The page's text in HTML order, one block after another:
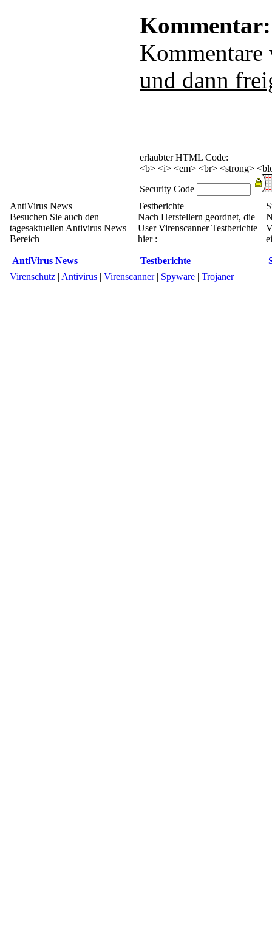
Kommentar:
und dann
erlaubter HTML Code:
<b> <i> <em> <br> <strong>
Security Code
AntiVirus News
Besuchen Sie auch den
tagesaktuellen Antivirus News
Bereich
AntiVirus News
Testberichte
Nach Herstellern geordnet, die
User Virenscanner Testberichte
hier :
Testberichte
Virenschutz | Antivirus | Virenscanner| Spyware | Trojaner